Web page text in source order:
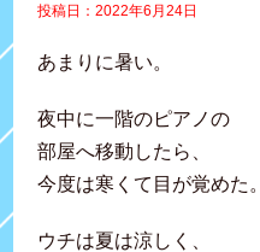
投稿日：2022年6月24日
あまりに暑い。
夜中に一階のピアノの
部屋へ移動したら、
今度は寒くて目が覚めた。
ウチは夏は涼しく、